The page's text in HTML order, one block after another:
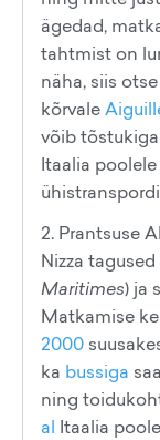
ägedad,
tahtmist on
näha, siis
kõrvale
võib
Itaalia
2. Prantsuse
Nizza
Maritimes) ja
Matkamise
2000
ka bussiga
ning
al Itaalia